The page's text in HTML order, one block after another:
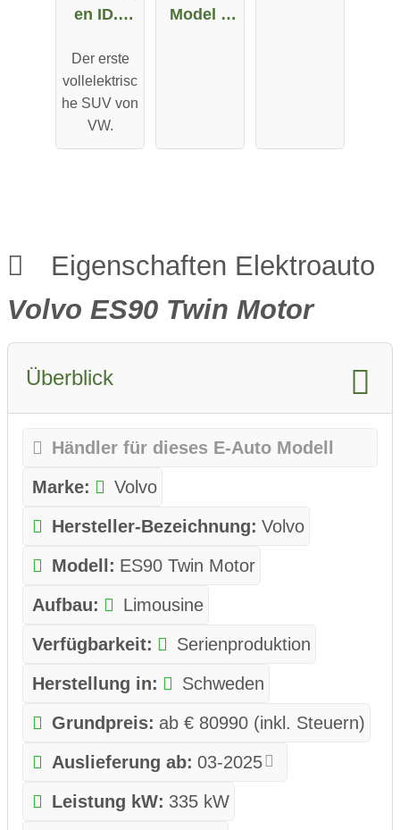
en ID.4
Performa
nce
Der erste
vollelektrisc
he SUV von
VW.
Model X
Eigenschaften Elektroauto
Volvo ES90 Twin Motor
Überblick
Händler für dieses E-Auto Modell
Marke:
Volvo
Hersteller-Bezeichnung: Volvo
Modell: ES90 Twin Motor
Aufbau:
Limousine
Verfügbarkeit:
Serienproduktion
Herstellung in:
Schweden
Grundpreis: ab € 80990 (inkl. Steuern)
Auslieferung ab: 03-2025
Leistung kW: 335 kW